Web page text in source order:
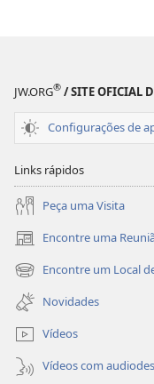
JW.ORG® / SITE OFICIAL
Configurações de
Links rápidos
Peça uma Visita
Encontre uma
(abre
nova
janela)
Encontre um Local
(abre
nova
janela)
Novidades
Vídeos
Vídeos com